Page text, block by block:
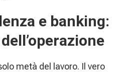
e banking:
metà del lavoro. Il vero